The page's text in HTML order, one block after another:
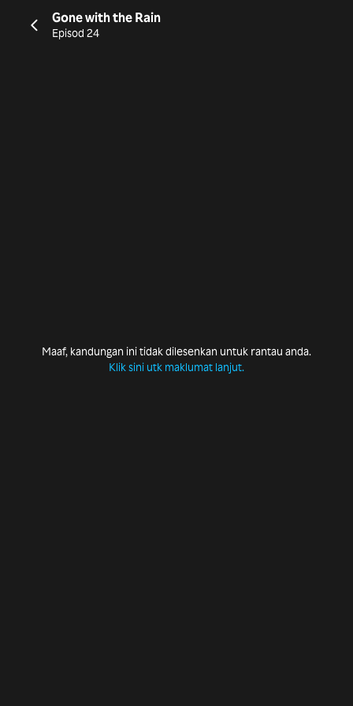
Gone with the Rain
Episod 24
Maaf, kandungan ini tidak dilesenkan untuk rantau anda.
Klik sini utk maklumat lanjut.